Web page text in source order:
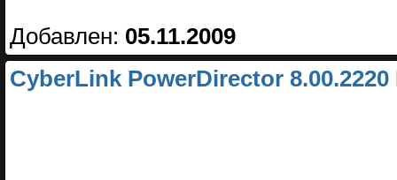
Добавлен: 05.11.2009
CyberLink PowerDirector 8.00.2220